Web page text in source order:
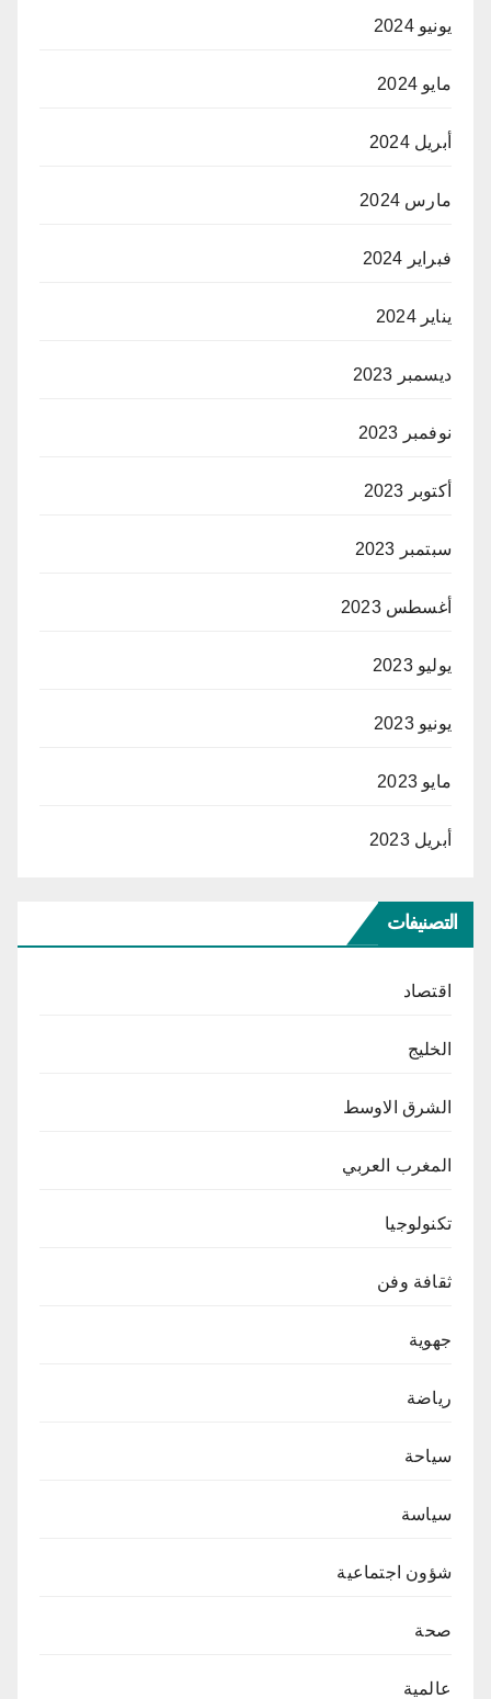
يونيو 2024
مايو 2024
أبريل 2024
مارس 2024
فبراير 2024
يناير 2024
ديسمبر 2023
نوفمبر 2023
أكتوبر 2023
سبتمبر 2023
أغسطس 2023
يوليو 2023
يونيو 2023
مايو 2023
أبريل 2023
التصنيفات
اقتصاد
الخليج
الشرق الاوسط
المغرب العربي
تكنولوجيا
ثقافة وفن
جهوية
رياضة
سياحة
سياسة
شؤون اجتماعية
صحة
عالمية